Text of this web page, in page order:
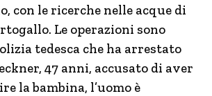
con le ricerche nelle acque di
Le operazioni sono
tedesca che ha arrestato
47 anni, accusato di aver
la bambina, l’uomo è